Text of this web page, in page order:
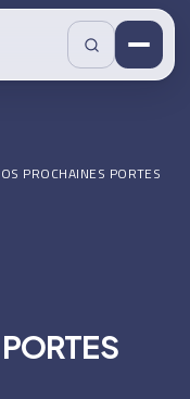
PROCHAINES PORTES